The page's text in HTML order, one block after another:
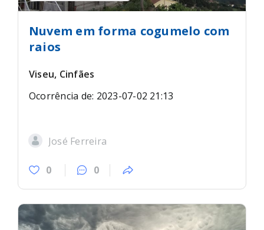
Nuvem em forma cogumelo com
raios
Viseu, Cinfães
Ocorrência de: 2023-07-02 21:13
José Ferreira
0 0